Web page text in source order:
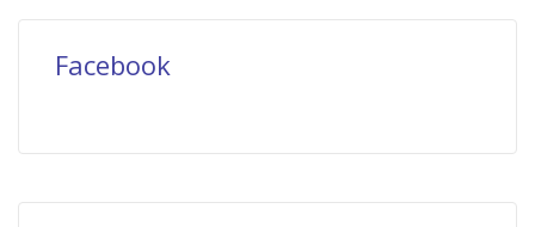
Facebook